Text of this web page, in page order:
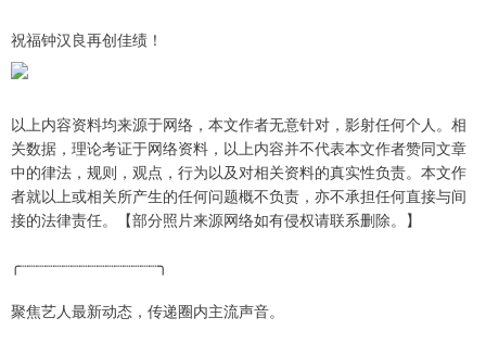
祝福钟汉良再创佳绩！
以上内容资料均来源于网络，本文作者无意针对，影射任何个人。相
关数据，理论考证于网络资料，以上内容并不代表本文作者赞同文章
中的律法，规则，观点，行为以及对相关资料的真实性负责。本文作
者就以上或相关所产生的任何问题概不负责，亦不承担任何直接与间
接的法律责任。【部分照片来源网络如有侵权请联系删除。】
╭┈┈┈┈┈┈┈┈┈┈┈┈┈┈┈┈╮
聚焦艺人最新动态，传递圈内主流声音。